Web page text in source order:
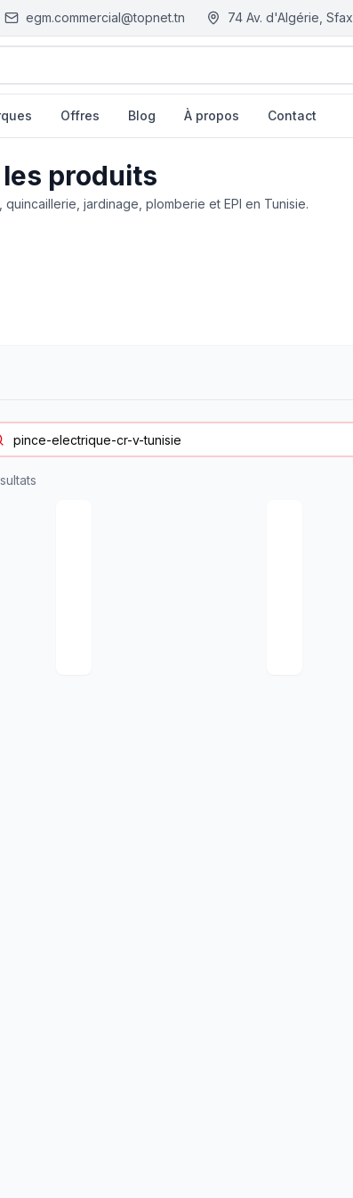
egm.commercial@topnet.tn 74 Av. d'Algérie, Sfax
Offres Blog À propos Contact
produits
jardinage, plomberie et EPI en Tunisie.
s